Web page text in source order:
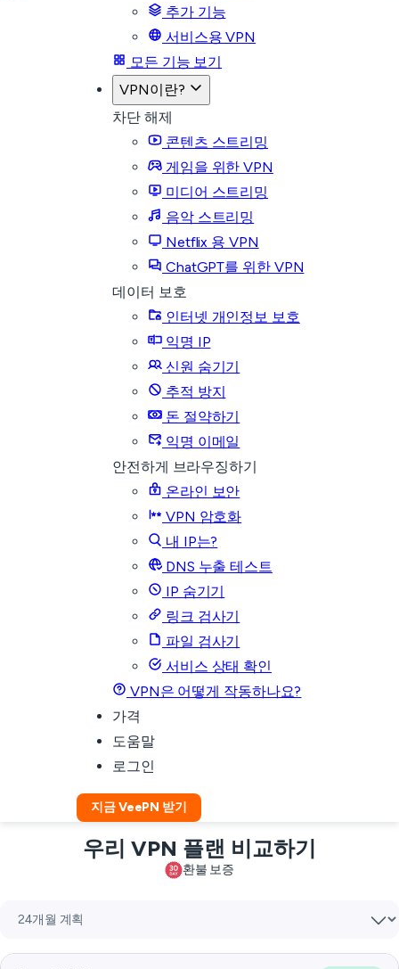
추가 기능
서비스용 VPN
모든 기능 보기
VPN이란?
차단 해제
콘텐츠 스트리밍
게임을 위한 VPN
미디어 스트리밍
음악 스트리밍
Netflix 용 VPN
ChatGPT를 위한 VPN
데이터 보호
인터넷 개인정보 보호
익명 IP
신원 숨기기
추적 방지
돈 절약하기
익명 이메일
안전하게 브라우징하기
온라인 보안
VPN 암호화
내 IP는?
DNS 누출 테스트
IP 숨기기
링크 검사기
파일 검사기
서비스 상태 확인
VPN은 어떻게 작동하나요?
가격
도움말
로그인
지금 VeePN 받기
우리 VPN 플랜 비교하기
환불 보증